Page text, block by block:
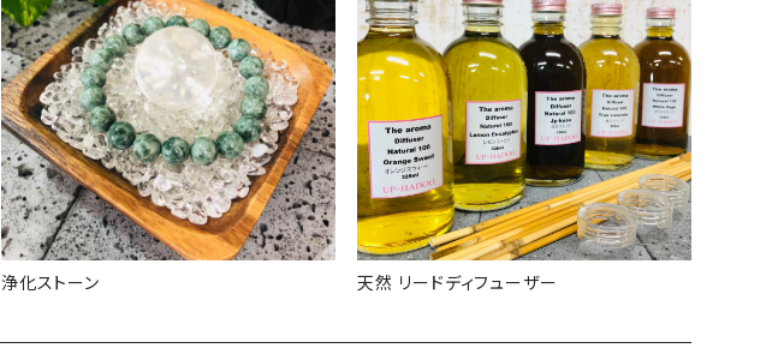
浄化ストーン 天然 リードディフューザー